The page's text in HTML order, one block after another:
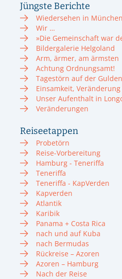
Jüngste Berichte
Wiedersehen in München
Wir …
»Die Gemeinschaft war
Bildergalerie Helgoland
Arm, ärmer, am ärmsten
Achtung Ordnungsamt!
Tagestörn auf der
Einsamkeit,
Unser Aufenthalt in
Veränderungen
Reiseetappen
Probetörn
Reise-Vorbereitung
Hamburg - Teneriffa
Teneriffa
Teneriffa - KapVerden
Kapverden
Atlantik
Karibik
Panama + Costa Rica
nach und auf Kuba
nach Bermudas
Rückreise – Azoren
Azoren – Hamburg
Nach der Reise